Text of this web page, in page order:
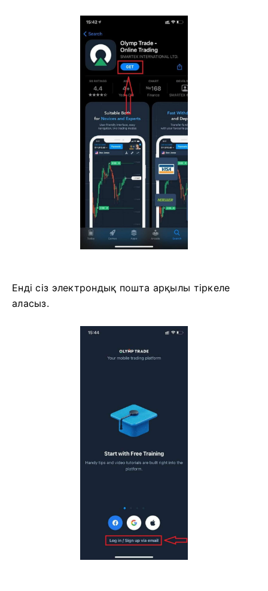
Енді сіз электрондық пошта арқылы тіркеле
аласыз.